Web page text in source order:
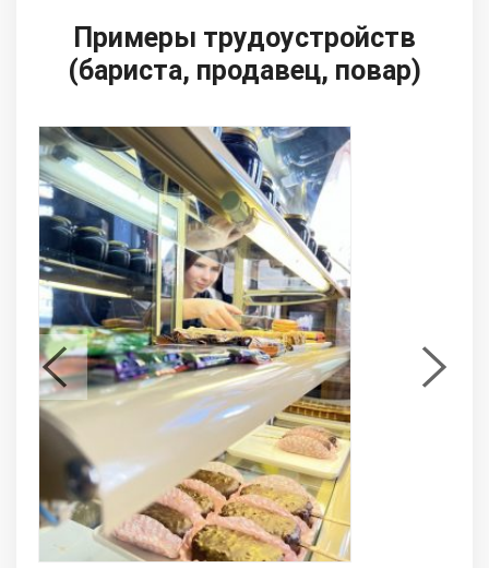
Примеры трудоустройств
(бариста, продавец, повар)